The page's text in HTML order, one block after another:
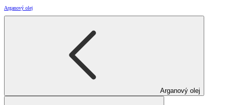
Arganový olej
Arganový olej